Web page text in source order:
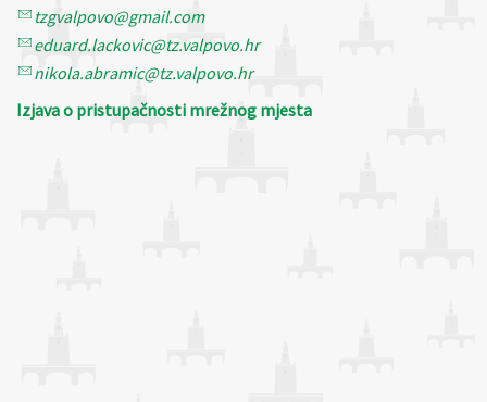
tzgvalpovo@gmail.com
eduard.lackovic@tz.valpovo.hr
nikola.abramic@tz.valpovo.hr
Izjava o pristupačnosti mrežnog mjesta